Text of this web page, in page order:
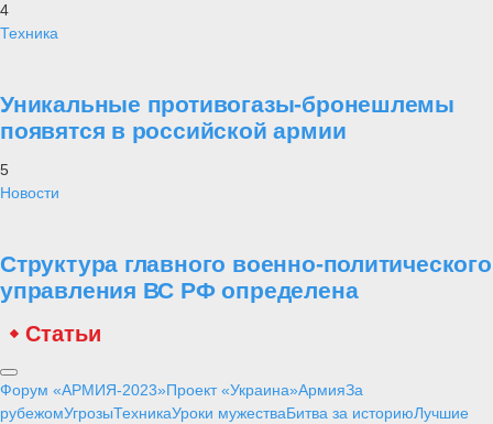
4
Техника
Уникальные противогазы-бронешлемы
появятся в российской армии
5
Новости
Структура главного военно-политического
управления ВС РФ определена
Статьи
Форум «АРМИЯ-2023»Проект «Украина»АрмияЗа
рубежомУгрозыТехникаУроки мужестваБитва за историюЛучшие